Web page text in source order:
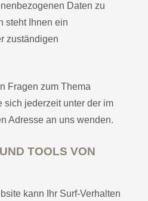
Daten zu
steht Ihnen ein
zuständigen
Fragen zum Thema
sich jederzeit unter der im
Adresse an uns wenden.
TOOLS VON
kann Ihr Surf-Verhalten